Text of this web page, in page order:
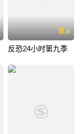
8.6
反恐24小时第九季